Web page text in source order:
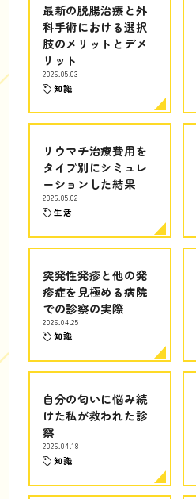
最新の脱腸治療と外
科手術における選択
肢のメリットとデメ
リット
2026.05.03
知識
リウマチ治療費用を
タイプ別にシミュレ
ーションした結果
2026.05.02
生活
突発性発疹と他の発
疹症を見極める病院
での診察の実際
2026.04.25
知識
自分の匂いに悩み続
けた私が救われた診
察
2026.04.18
知識